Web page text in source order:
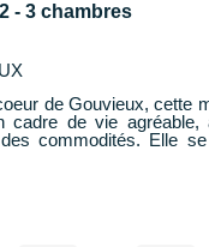
- 3 chambres
de Gouvieux, cette
cadre de vie
Elle se compose d'une